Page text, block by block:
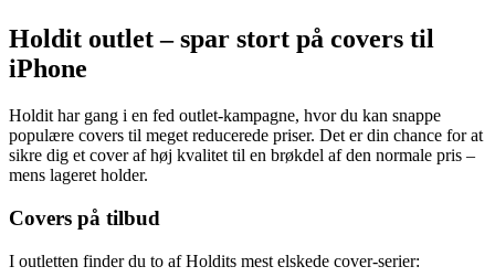
Holdit outlet – spar stort på covers til
iPhone
Holdit har gang i en fed outlet-kampagne, hvor du kan snappe
populære covers til meget reducerede priser. Det er din chance for at
sikre dig et cover af høj kvalitet til en brøkdel af den normale pris –
mens lageret holder.
Covers på tilbud
I outletten finder du to af Holdits mest elskede cover-serier: